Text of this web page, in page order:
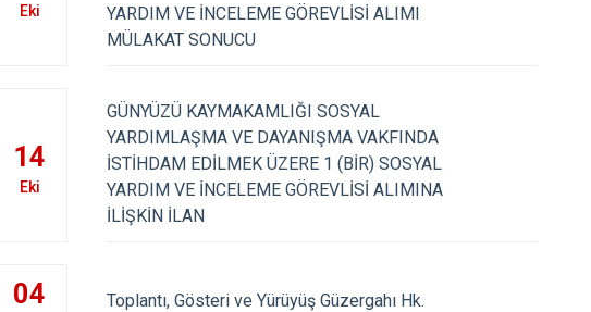
Günyüzü
Seyitgazi
Tepebaşı
Kaymakam Gökhan ARSLAN' ın Kurban
Bayramı Mesajı
Kaymakam Gökhan
Emek ve Dayanışma
Eki
YARDIM VE İNCELEME GÖREVLİSİ ALIMI
MÜLAKAT SONUCU
14
Eki
GÜNYÜZÜ KAYMAKAMLIĞI SOSYAL
YARDIMLAŞMA VE DAYANIŞMA VAKFINDA
İSTİHDAM EDİLMEK ÜZERE 1 (BİR) SOSYAL
YARDIM VE İNCELEME GÖREVLİSİ ALIMINA
İLİŞKİN İLAN
04 Toplantı, Gösteri ve Yürüyüş Güzergahı Hk.